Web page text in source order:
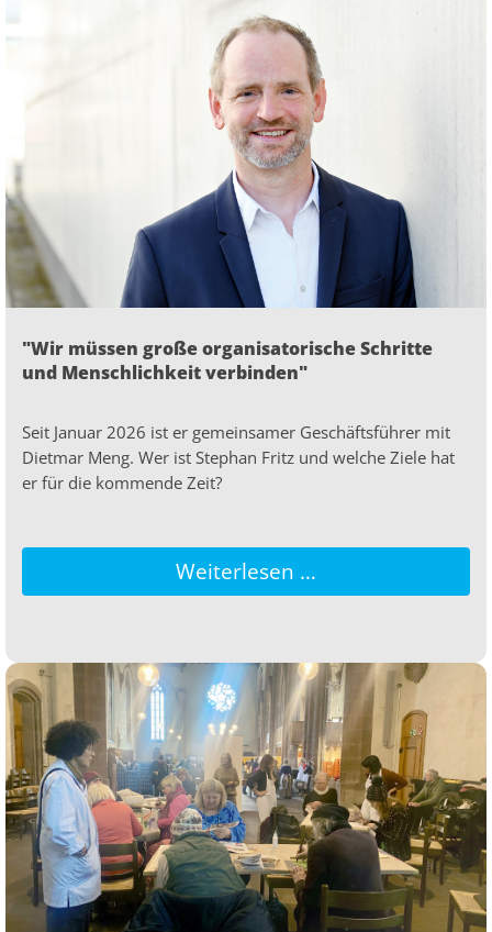
"Wir müssen große organisatorische Schritte
und Menschlichkeit verbinden"
Seit Januar 2026 ist er gemeinsamer Geschäftsführer mit
Dietmar Meng. Wer ist Stephan Fritz und welche Ziele hat
er für die kommende Zeit?
Weiterlesen …